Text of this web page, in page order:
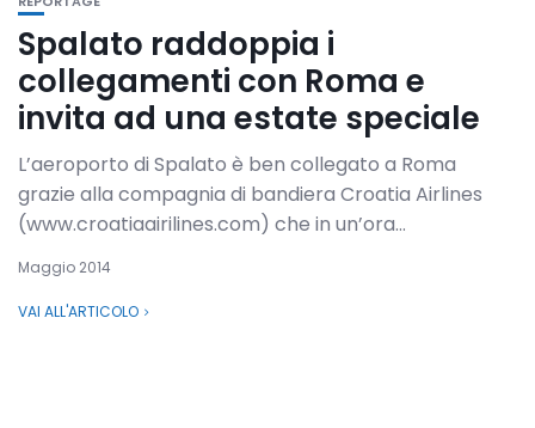
Spalato raddoppia i
collegamenti con Roma e
invita ad una estate speciale
L’aeroporto di Spalato è ben collegato a Roma
grazie alla compagnia di bandiera Croatia Airlines
(www.croatiaairilines.com) che in un’ora...
Maggio 2014
VAI ALL'ARTICOLO